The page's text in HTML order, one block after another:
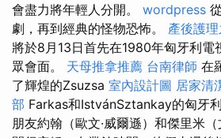
會盡力將年輕人分開。 wordpress
劇，再到經典的怪物恐怖。 產後護
將於8月13日首先在1980年匈牙利電
眾會面。 天母推拿推薦 台南律師 在
了輝煌的Zsuzsa 室內設計圖 居家清
部 Farkas和IstvánSztankay的匈牙
朋友約翰（歐文·威爾遜）和傑里米